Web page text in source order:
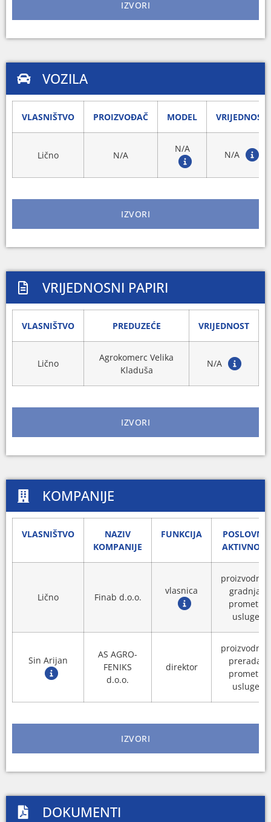
IZVORI
VOZILA
VLASNIŠTVO PROIZVOĐAČ MODEL VRIJEDNOST
Lično N/A
N/A
N/A
IZVORI
VRIJEDNOSNI PAPIRI
VLASNIŠTVO PREDUZEĆE VRIJEDNOST
Lično
Agrokomerc Velika
Kladuša
N/A
IZVORI
KOMPANIJE
VLASNIŠTVO
NAZIV
KOMPANIJE
FUNKCIJA
POSLOVNA
AKTIVNOST
Lično Finab d.o.o.
vlasnica
proizvodnja,
gradnja,
promet i
usluge
Sin Arijan
AS AGRO-
FENIKS
d.o.o.
direktor
proizvodnja,
prerada,
promet i
usluge
IZVORI
DOKUMENTI